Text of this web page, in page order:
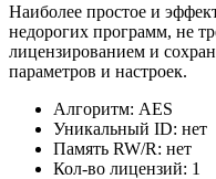
Наиболее простое и
недорогих программ, не
лицензированием и
параметров и настроек.
Алгоритм: AES
Уникальный ID: нет
Память RW/R: нет
Кол-во лицензий: 1